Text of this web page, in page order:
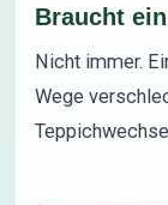
Braucht
Nicht immer.
Wege